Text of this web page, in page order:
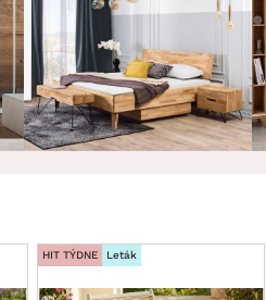
HIT TÝDNE Leták